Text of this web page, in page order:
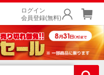
ログイン
会員登録(無料)